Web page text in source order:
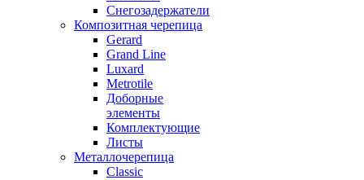
Снегозадержатели
Композитная черепица
Gerard
Grand Line
Luxard
Metrotile
Доборные
элементы
Комплектующие
Листы
Металлочерепица
Classic